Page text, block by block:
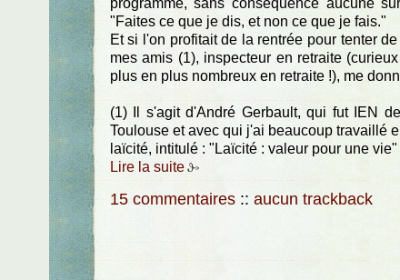
"Faites ce que je dis, et non ce que je fais."
Et si l'on profitait de la rentrée pour tenter
mes amis (1), inspecteur en retraite
plus en plus nombreux en retraite !), me
(1) Il s'agit d'André Gerbault, qui fut IEN
Toulouse et avec qui j'ai beaucoup travaillé
laïcité, intitulé : "Laïcité : valeur pour une
Lire la suite
15 commentaires :: aucun trackback